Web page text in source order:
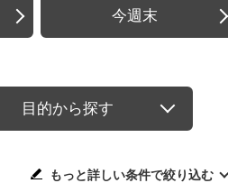
今週末
目的から探す
もっと詳しい条件で絞り込む